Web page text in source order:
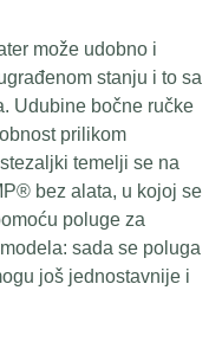
može udobno i
stanju i to sa
Udubine bočne ručke
prilikom
temelji se na
bez alata, u kojoj se
poluge za
sada se poluga
još jednostavnije i